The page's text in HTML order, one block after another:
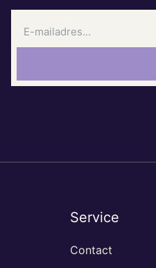
Service
Contact